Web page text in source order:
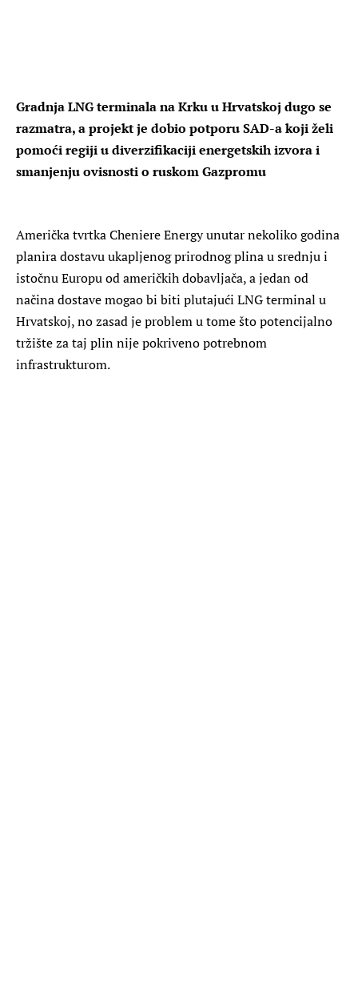
Gradnja LNG terminala na Krku u Hrvatskoj dugo se
razmatra, a projekt je dobio potporu SAD-a koji želi
pomoći regiji u diverzifikaciji energetskih izvora i
smanjenju ovisnosti o ruskom Gazpromu
Američka tvrtka Cheniere Energy unutar nekoliko godina
planira dostavu ukapljenog prirodnog plina u srednju i
istočnu Europu od američkih dobavljača, a jedan od
načina dostave mogao bi biti plutajući LNG terminal u
Hrvatskoj, no zasad je problem u tome što potencijalno
tržište za taj plin nije pokriveno potrebnom
infrastrukturom.